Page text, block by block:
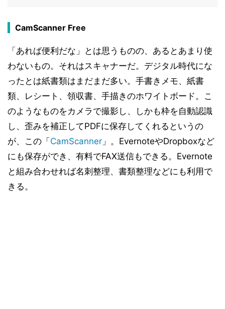
CamScanner Free
「あれば便利だな」とは思うものの、あるとあまり使
わないもの。それはスキャナーだ。デジタル時代にな
ったとは紙書類はまだまだ多い。手書きメモ、紙書
類、レシート、領収書、手描きのホワイトボード。こ
のようなものをカメラで撮影し、しかも枠を自動認識
し、歪みを補正してPDFに保存してくれるというの
が、この「 CamScanner 」。EvernoteやDropboxなど
にも保存ができ、有料でFAX送信もできる。Evernote
と組み合わせれば名刺整理、書類整理などにも利用で
きる。